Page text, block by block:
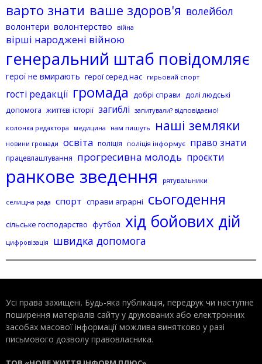
варто знати ваше здоров'я волейбол
волонтери волонтерство війна
вірші народжені війною
генеральний штаб повідомляє
герої не вмирають герої серед нас гирьовий спорт
гості редакції громада добрі справи долі людські
допомога життєві історії загиблі запитували? відповідаємо!
колонка редактора
медицина нам пишуть наші земляки
новини громади освіта поліція поліція інформує право знати
працевлаштування прогресивна молодь проєкти
ранкове зведення рятувальники
селищна рада спорт справи аграрні сьогодення
сільське господарство футбол хід бойових дій
цифровізація швидка допомога
Усі права захищені. Будь-яка публiкацiя, передрук чи наступне
поширення матеріалів сайту у друкованих або електронних
засобах масової інформації можлива винятково у разі
письмового дозволу правовласника.